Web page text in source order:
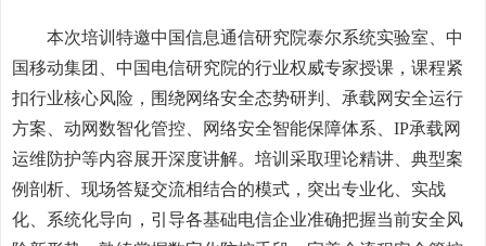
本次培训特邀中国信息通信研究院泰尔系统实验室、中
国移动集团、中国电信研究院的行业权威专家授课，课程紧
扣行业核心风险，围绕网络安全态势研判、承载网安全运行
方案、动网数智化管控、网络安全智能保障体系、IP承载网
运维防护等内容展开深度讲解。培训采取理论精讲、典型案
例剖析、现场答疑交流相结合的模式，突出专业化、实战
化、系统化导向，引导各基础电信企业准确把握当前安全风